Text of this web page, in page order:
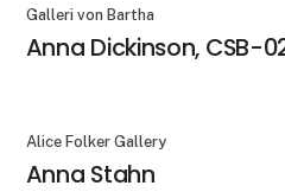
Galleri von Bartha
Anna Dickinson, CSB-
Alice Folker Gallery
Anna Stahn